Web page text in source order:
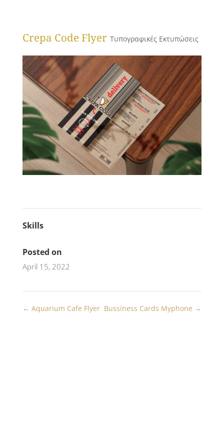
Crepa Code Flyer Τυπογραφικές Εκτυπώσεις
Skills
Posted on
April 15, 2022
← Aquarium Cafe Flyer Bussiness Cards Myphone →